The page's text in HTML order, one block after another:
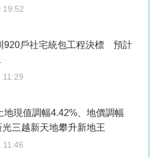
19:52
920戶社宅統包工程決標 預計
11:29
地現值調幅4.42%、地價調幅
三越新天地攀升新地王
11:46